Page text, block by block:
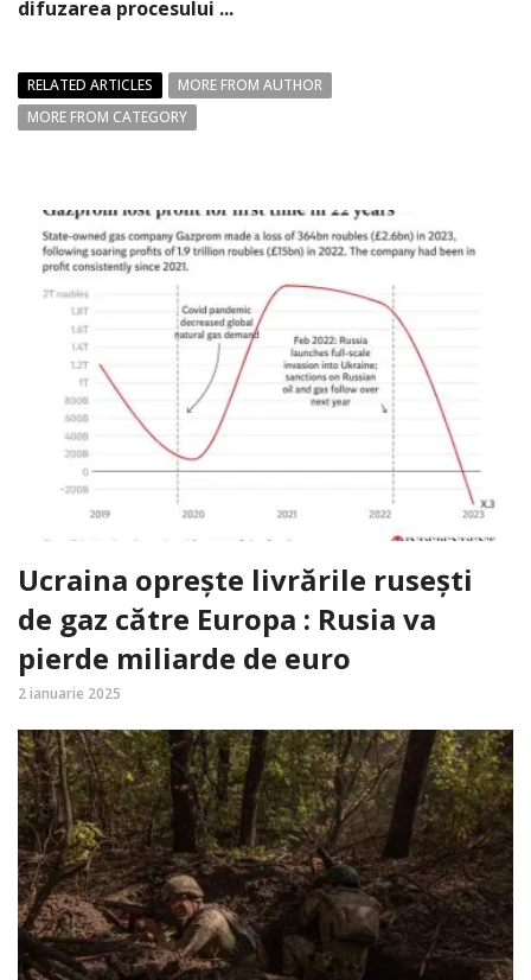
difuzarea procesului ...
RELATED ARTICLES
MORE FROM AUTHOR
MORE FROM CATEGORY
Ucraina oprește livrările rusești
de gaz către Europa : Rusia va
pierde miliarde de euro
2 ianuarie 2025